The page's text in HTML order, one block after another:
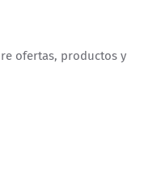
ofertas, productos y